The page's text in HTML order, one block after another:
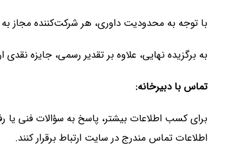
با توجه به محدودیت داوری، هر شرکت‌کننده مجاز به ارسال
به برگزیده نهایی، علاوه بر تقدیر رسمی، جایزه
تماس با دبیرخانه:
برای کسب اطلاعات بیشتر، پاسخ به سؤالات فنی یا
اطلاعات تماس مندرج در سایت ارتباط برقرار کنند.